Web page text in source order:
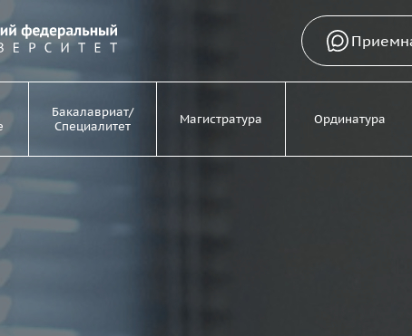
Бакалавриат/
Специалитет
Магистратура Ординатура